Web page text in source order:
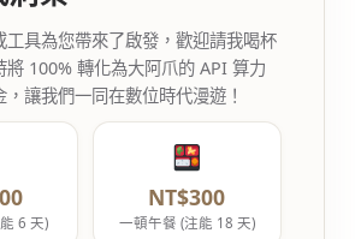
工具為您帶來了啟發，歡迎請我喝杯
將 100% 轉化為大阿爪的 API 算力
讓我們一同在數位時代漫遊！
6 天)
NT$300
一頓午餐 (注能 18 天)